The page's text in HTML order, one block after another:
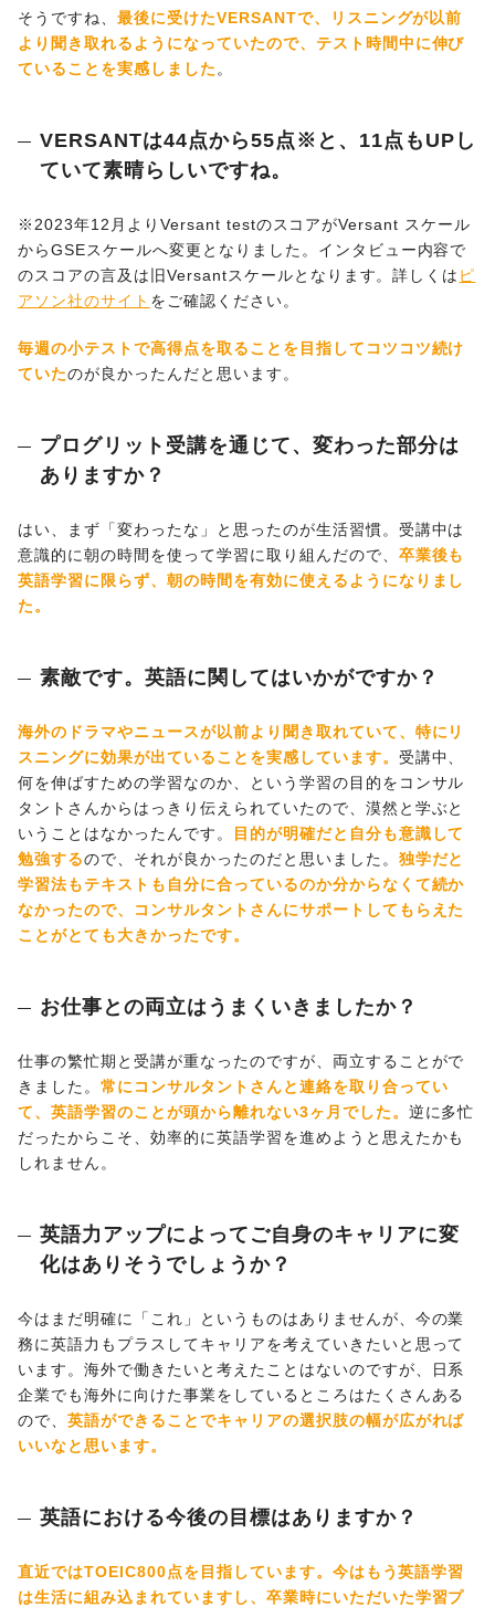
そうですね、 最後に受けたVERSANTで、リスニングが以前
より聞き取れるようになっていたので、テスト時間中に伸び
ていることを実感しました 。
VERSANTは44点から55点※と、11点もUPし
ていて素晴らしいですね。
※2023年12月よりVersant testのスコアがVersant スケール
からGSEスケールへ変更となりました。インタビュー内容で
のスコアの言及は旧Versantスケールとなります。詳しくは ピ
アソン社のサイト をご確認ください。
毎週の小テストで高得点を取ることを目指してコツコツ続け
ていたのが良かったんだと思います。
プログリット受講を通じて、変わった部分は
ありますか？
はい、まず「変わったな」と思ったのが生活習慣。受講中は
意識的に朝の時間を使って学習に取り組んだので、 卒業後も
英語学習に限らず、朝の時間を有効に使えるようになりまし
た。
素敵です。英語に関してはいかがですか？
海外のドラマやニュースが以前より聞き取れていて、特にリ
スニングに効果が出ていることを実感しています。 受講中、
何を伸ばすための学習なのか、という学習の目的をコンサル
タントさんからはっきり伝えられていたので、漠然と学ぶと
いうことはなかったんです。
目的が明確だと自分も意識して
勉強するので、それが良かったのだと思いました。 独学だと
学習法もテキストも自分に合っているのか分からなくて続か
なかったので、コンサルタントさんにサポートしてもらえた
ことがとても大きかったです。
お仕事との両立はうまくいきましたか？
仕事の繁忙期と受講が重なったのですが、両立することがで
きました。 常にコンサルタントさんと連絡を取り合ってい
て、英語学習のことが頭から離れない3ヶ月でした。 逆に多忙
だったからこそ、効率的に英語学習を進めようと思えたかも
しれません。
英語力アップによってご自身のキャリアに変
化はありそうでしょうか？
今はまだ明確に「これ」というものはありませんが、今の業
務に英語力もプラスしてキャリアを考えていきたいと思って
います。海外で働きたいと考えたことはないのですが、日系
企業でも海外に向けた事業をしているところはたくさんある
ので、 英語ができることでキャリアの選択肢の幅が広がれば
いいなと思います。
英語における今後の目標はありますか？
直近ではTOEIC800点を目指しています。今はもう英語学習
は生活に組み込まれていますし、卒業時にいただいた学習プ